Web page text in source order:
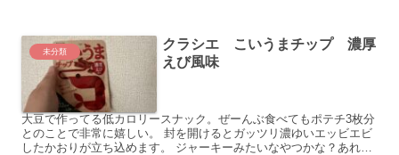
未分類
クラシエ こいうまチップ 濃厚
えび風味
大豆で作ってる低カロリースナック。ぜーんぶ食べてもポテチ3枚分
とのことで非常に嬉しい。 封を開けるとガッツリ濃ゆいエッビエビ
したかおりが立ち込めます。 ジャーキーみたいなやつかな？あれっ